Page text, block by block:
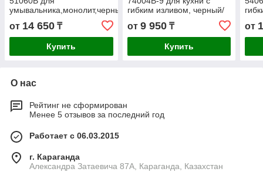
умывальника,монолит,черный
от 14 650 ₸
Купить
гибким изливом, черный/
от 9 950₸
Купить
от
О нас
Рейтинг не сформирован
Менее 5 отзывов за последний год
Работает с 06.03.2015
г. Караганда
Александра Затаевича 87А, Караганда, Казахстан